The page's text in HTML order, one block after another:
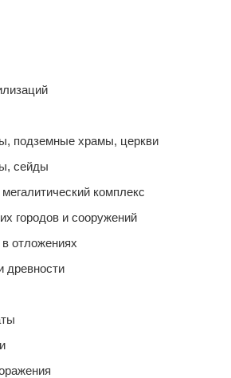
подземные храмы, церкви
сейды
комплекс
городов и сооружений
отложениях
древности